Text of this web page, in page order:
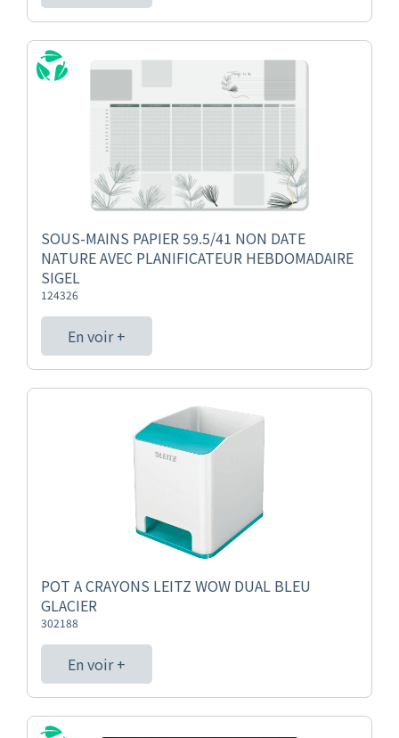
SOUS-MAINS PAPIER 59.5/41 NON DATE
NATURE AVEC PLANIFICATEUR HEBDOMADAIRE
SIGEL
124326
En voir +
POT A CRAYONS LEITZ WOW DUAL BLEU
GLACIER
302188
En voir +